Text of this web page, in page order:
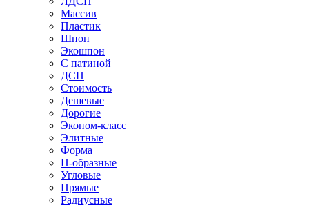
Массив
Пластик
Шпон
Экошпон
С патиной
ДСП
Стоимость
Дешевые
Дорогие
Эконом-класс
Элитные
Форма
П-образные
Угловые
Прямые
Радиусные